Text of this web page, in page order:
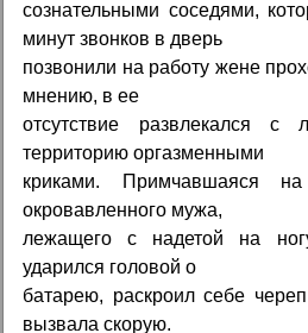
сознательными соседями,
минут звонков в дверь
позвонили на работу жене
мнению, в ее
отсутствие развлекался с
территорию оргазменными
криками. Примчавшаяся
окровавленного мужа,
лежащего с надетой на
ударился головой о
батарею, раскроил себе
вызвала скорую.